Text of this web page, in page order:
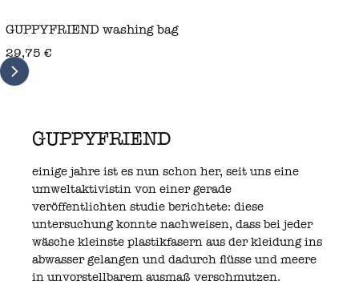
GUPPYFRIEND washing bag
regular price
29,75 €
GUPPYFRIEND
einige jahre ist es nun schon her, seit uns eine
umweltaktivistin von einer gerade
veröffentlichten studie berichtete: diese
untersuchung konnte nachweisen, dass bei jeder
wäsche kleinste plastikfasern aus der kleidung ins
abwasser gelangen und dadurch flüsse und meere
in unvorstellbarem ausmaß verschmutzen.